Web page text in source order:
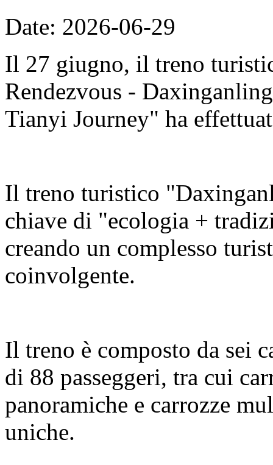
Date: 2026-06-29
Il 27 giugno, il treno
Rendezvous -
Tianyi Journey" ha
Il treno turistico
chiave di "ecologia +
creando un complesso
coinvolgente.
Il treno è composto da sei
di 88 passeggeri, tra cui
panoramiche e carrozze
uniche.